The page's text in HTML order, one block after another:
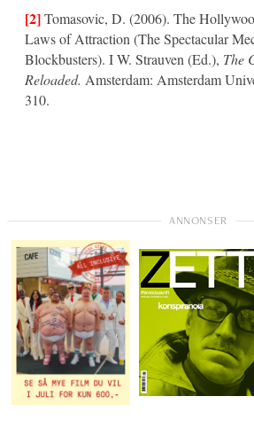
[2]Tomasovic, D. (2006). The
Laws of Attraction (The Spectacular
Blockbusters). I W. Strauven (Ed.), The
Reloaded. Amsterdam: Amsterdam
310.